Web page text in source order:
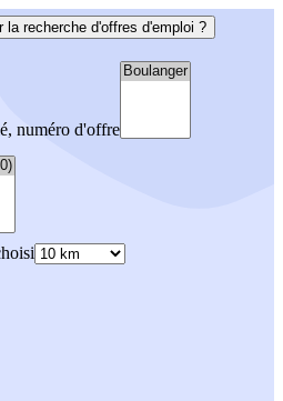
la recherche d'offres d'emploi ?
numéro d'offre